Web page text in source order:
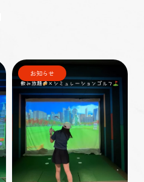
お知らせ